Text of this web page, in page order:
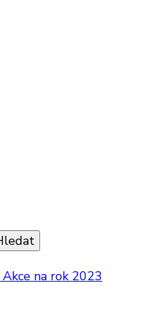
Akce na rok 2023